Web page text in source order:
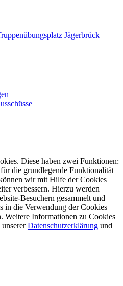
Jägerbrück
Diese haben zwei Funktionen:
die grundlegende Funktionalität
wir mit Hilfe der Cookies
verbessern. Hierzu werden
Besuchern gesammelt und
in die Verwendung der Cookies
Weitere Informationen zu Cookies
Datenschutzerklärung und